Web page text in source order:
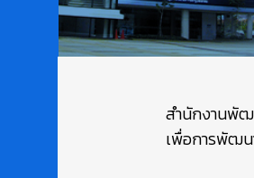
สำนักงานพัฒ
เพื่อการพัฒน